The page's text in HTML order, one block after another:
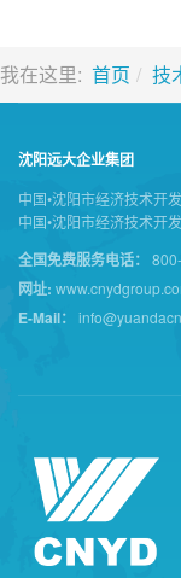
我在这里: 首页 技
沈阳远大企业集团
中国•沈阳市经济技术开
中国•沈阳市经济技术开
全国免费服务电话：
网址:
E-Mail：